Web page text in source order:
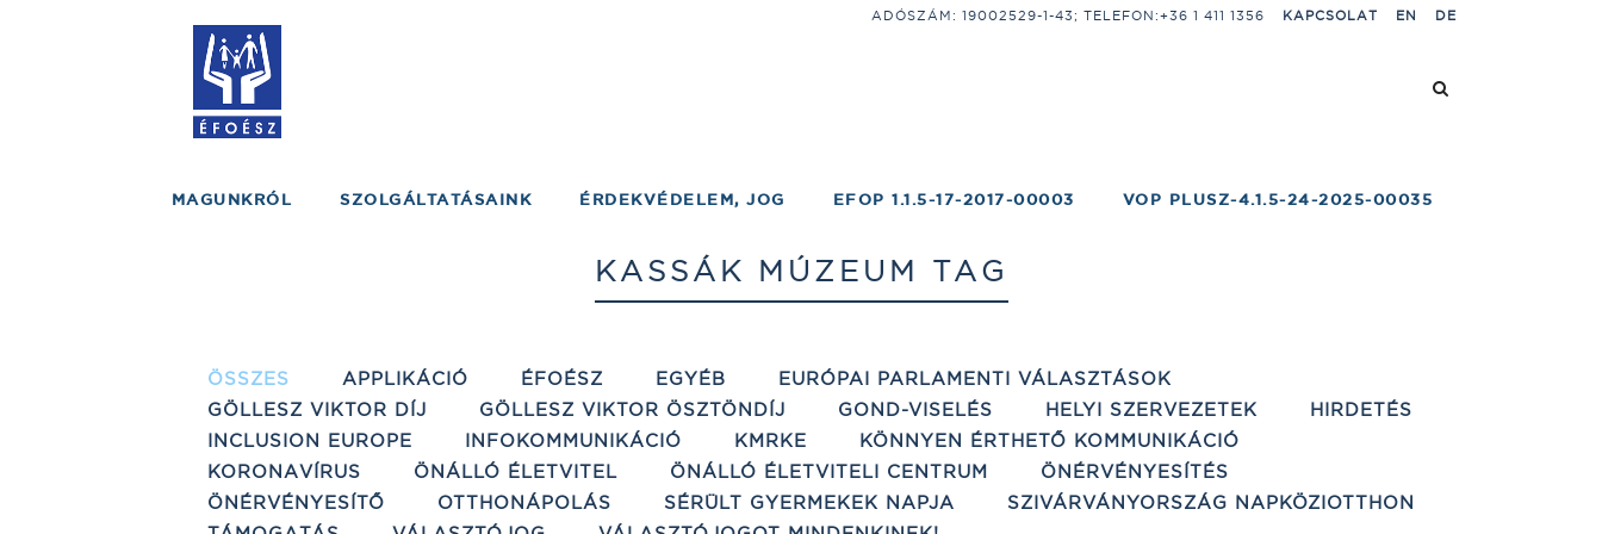
ADÓSZÁM: 19002529-1-43; TELEFON:+36 1 411 1356 KAPCSOLAT EN DE
MAGUNKRÓL SZOLGÁLTATÁSAINK ÉRDEKVÉDELEM, JOG EFOP 1.1.5-17-2017-00003 VOP PLUSZ-4.1.5-24-2025-00035
KASSÁK MÚZEUM TAG
ÖSSZES APPLIKÁCIÓ ÉFOÉSZ EGYÉB
EURÓPAI PARLAMENTI VÁLASZTÁSOK
GÖLLESZ VIKTOR DÍJ
GÖLLESZ VIKTOR ÖSZTÖNDÍJ GOND-VISELÉS HELYI SZERVEZETEK
HIRDETÉS
INCLUSION EUROPE
INFOKOMMUNIKÁCIÓ KMRKE
KÖNNYEN ÉRTHETŐ KOMMUNIKÁCIÓ
KORONAVÍRUS
ÖNÁLLÓ ÉLETVITEL ÖNÁLLÓ ÉLETVITELI CENTRUM
ÖNÉRVÉNYESÍTÉS
ÖNÉRVÉNYESÍTŐ
OTTHONÁPOLÁS SÉRÜLT GYERMEKEK NAPJA
SZIVÁRVÁNYORSZÁG NAPKÖZIOTTHON